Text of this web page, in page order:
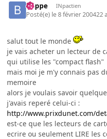
buppe INpactien
Posté(e) le 8 février 200422 a
salut tout le monde
je vais acheter un lecteur de
qui utilise les "compact flash"
mais moi je m'y connais pas
memoire
alors je voulais savoir
j'avais reperé celui-ci :
http://www.prixdunet.com/
est-ce que les lecteurs de
ecrire ou seulement LIRE les